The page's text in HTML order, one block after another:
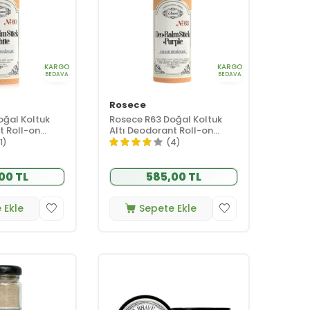
KARGO
BEDAVA
Koltuk
Roll-on
TL
Ekle
KARGO
BEDAVA
Rosece
Rosece R63 Doğal Koltuk
Altı Deodorant Roll-on
Purple 60 ml (4)
585,00 TL
Sepete Ekle